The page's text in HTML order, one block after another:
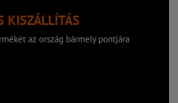
KISZÁLLÍTÁS
az ország bármely pontjára